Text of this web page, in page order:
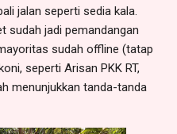
jalan seperti sedia kala.
sudah jadi pemandangan
sudah offline (tatap
seperti Arisan PKK RT,
menunjukkan tanda-tanda